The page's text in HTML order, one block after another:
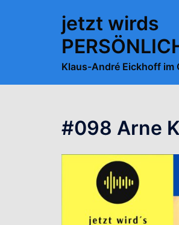
jetzt wirds
Klaus-André Eickhoff im
#098 Arne